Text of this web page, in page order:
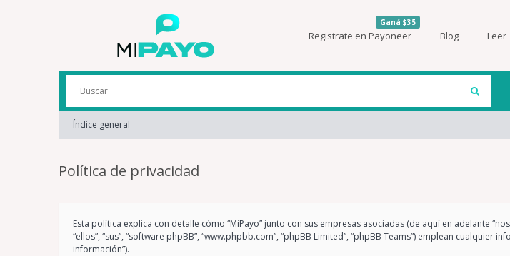
Registrate en Payoneer
Ganá $35
Blog Leer
Índice general
Política de privacidad
Esta política explica con detalle cómo “MiPayo” junto con sus empresas asociadas (de aquí en adelante
“ellos”, “sus”, “software phpBB”, “www.phpbb.com”, “phpBB Limited”, “phpBB Teams”) emplean
información”).